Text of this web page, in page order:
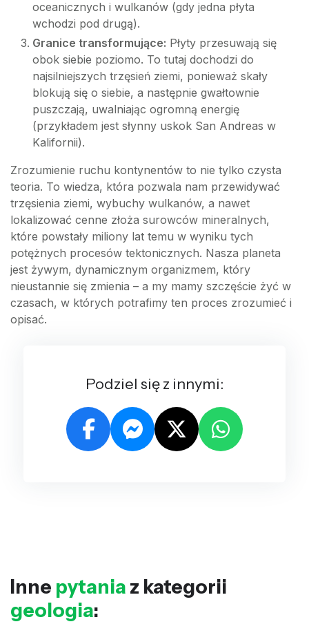
oceanicznych i wulkanów (gdy jedna płyta
wchodzi pod drugą).
Granice transformujące: Płyty przesuwają się
obok siebie poziomo. To tutaj dochodzi do
najsilniejszych trzęsień ziemi, ponieważ skały
blokują się o siebie, a następnie gwałtownie
puszczają, uwalniając ogromną energię
(przykładem jest słynny uskok San Andreas w
Kalifornii).
Zrozumienie ruchu kontynentów to nie tylko czysta
teoria. To wiedza, która pozwala nam przewidywać
trzęsienia ziemi, wybuchy wulkanów, a nawet
lokalizować cenne złoża surowców mineralnych,
które powstały miliony lat temu w wyniku tych
potężnych procesów tektonicznych. Nasza planeta
jest żywym, dynamicznym organizmem, który
nieustannie się zmienia – a my mamy szczęście żyć w
czasach, w których potrafimy ten proces zrozumieć i
opisać.
Podziel się z innymi:
Inne pytania z kategorii
geologia: